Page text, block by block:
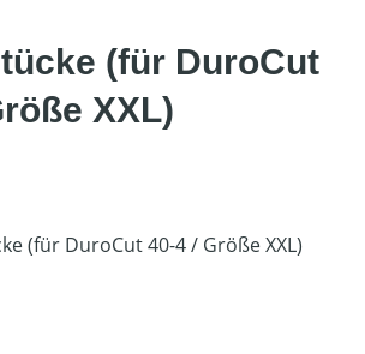
(für DuroCut
XXL)